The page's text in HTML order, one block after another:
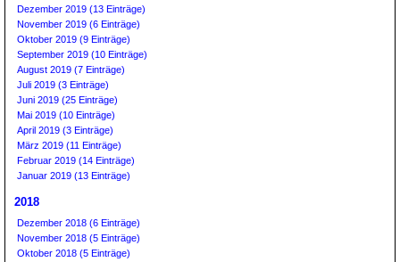
Dezember 2019 (13 Einträge)
November 2019 (6 Einträge)
Oktober 2019 (9 Einträge)
September 2019 (10 Einträge)
August 2019 (7 Einträge)
Juli 2019 (3 Einträge)
Juni 2019 (25 Einträge)
Mai 2019 (10 Einträge)
April 2019 (3 Einträge)
März 2019 (11 Einträge)
Februar 2019 (14 Einträge)
Januar 2019 (13 Einträge)
2018
Dezember 2018 (6 Einträge)
November 2018 (5 Einträge)
Oktober 2018 (5 Einträge)